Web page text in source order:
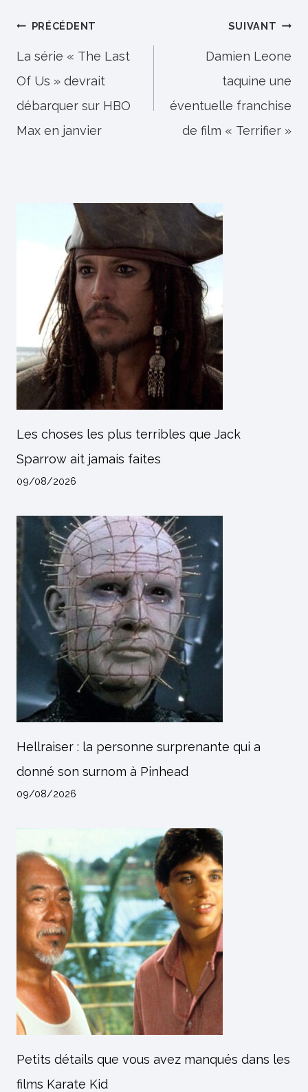
Navigation
de
l’article
PRÉCÉDENT
La série « The Last
Of Us » devrait
débarquer sur HBO
Max en janvier
SUIVANT
Damien Leone
taquine une
éventuelle franchise
de film « Terrifier »
Les choses les plus terribles que Jack
Sparrow ait jamais faites
09/08/2026
Hellraiser : la personne surprenante qui a
donné son surnom à Pinhead
09/08/2026
Petits détails que vous avez manqués dans les
films Karate Kid